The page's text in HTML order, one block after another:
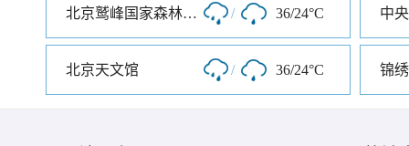
北京鹫峰国家森林公园 / 36/24°C 中
北京天文馆 / 36/24°C